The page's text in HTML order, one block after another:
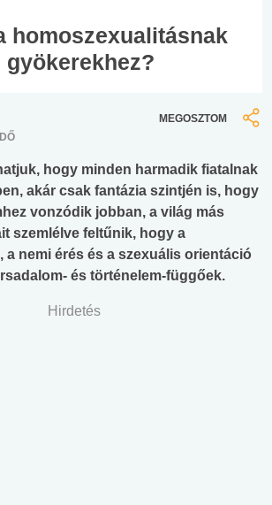
homoszexualitásnak
gyökerekhez?
MEGOSZTOM
hogy minden harmadik fiatalnak
akár csak fantázia szintjén is, hogy
vonzódik jobban, a világ más
szemlélve feltűnik, hogy a
a nemi érés és a szexuális orientáció
és történelem-függőek.
Hirdetés